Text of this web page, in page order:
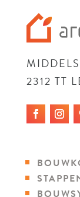
2312 TT